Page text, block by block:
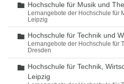
Ordner
Hochschule für Musik und
Lernangebote der Hochschule für
Leipzig
Ordner
Hochschule für Technik und
Lernangebote der Hochschule für
Dresden
Ordner
Hochschule für Technik,
Leipzig